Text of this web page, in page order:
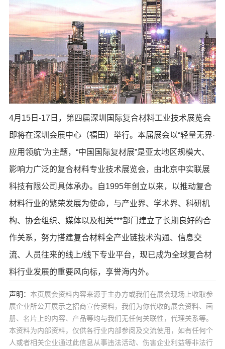
4月15日-17日，第四届深圳国际复合材料工业技术展览会
即将在深圳会展中心（福田）举行。本届展会以“轻量无界·
应用领航”为主题，“中国国际复材展”是亚太地区规模大、
影响力广泛的复合材料专业技术展览会，由北京中实联展
科技有限公司具体承办。自1995年创立以来，以推动复合
材料行业的繁荣发展为使命，与产业界、学术界、科研机
构、协会组织、媒体以及相关***部门建立了长期良好的合
作关系，努力搭建复合材料全产业链技术沟通、信息交
流、人员往来的线上/线下专业平台，现已成为全球复合材
料行业发展的重要风向标，享誉海内外。
声明： 本页展会资料内容来源于主办方或我们在展会现场上收取参
展企业所公开展示之招商宣传资料，我们为你代收的展会资料、画
册、名片上的内容、产品等均与我们无任何关联性，代理关系等。
本资料为内部资料，仅供各行业内部参阅及交流使用，如有任何个
人或者相关企业通过此信息从事违法活动、伤害企业利益等非法行